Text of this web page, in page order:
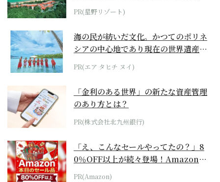
ホテル by...
PR(星野リゾート)
海の民が紡いだ文化。かつてのポリネ
シアの中心地であり現在の世界遺産か
らみえてくる...
PR(エア タヒチ ヌイ)
「金利のある世界」の新たな資産管理
のあり方とは？
PR(株式会社北九州銀行)
「え、こんなセールやってたの？」8
0％OFF以上が続々登場！Amazonの
本気が...
PR(Amazon)